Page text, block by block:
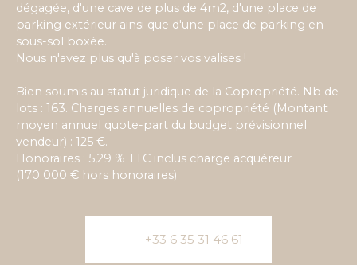
dégagée, d'une cave de plus de 4m2, d'une place de
parking extérieur ainsi que d'une place de parking en
sous-sol boxée.
Nous n'avez plus qu'à poser vos valises !
Bien soumis au statut juridique de la Copropriété. Nb de
lots : 163. Charges annuelles de copropriété (Montant
moyen annuel quote-part du budget prévisionnel
vendeur) : 125 €.
Honoraires : 5,29 % TTC inclus charge acquéreur
(170 000 € hors honoraires)
+33 6 35 31 46 61